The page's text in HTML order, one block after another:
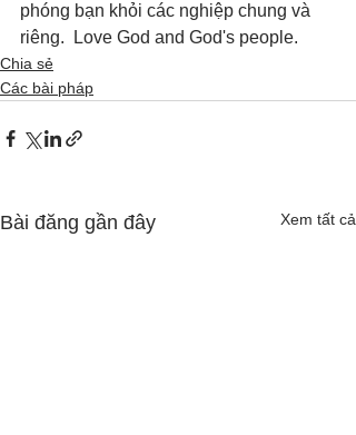
phóng bạn khỏi các nghiệp chung và
riêng.  Love God and God's people.
Chia sẻ
Các bài pháp
Bài đăng gần đây Xem tất cả